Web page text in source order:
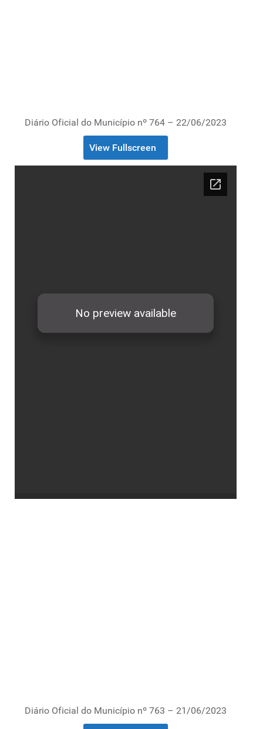
Diário Oficial do Município nº 764 – 22/06/2023
View Fullscreen
Diário Oficial do Município nº 763 – 21/06/2023